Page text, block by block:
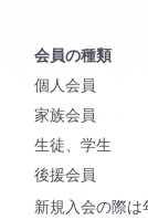
会員の種類
個人会員
家族会員
生徒、学生
後援会員
新規入会の際は